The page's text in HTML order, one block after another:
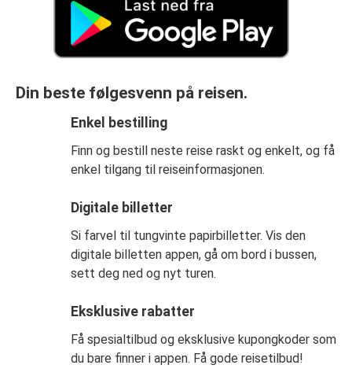
Din beste følgesvenn på reisen.
Enkel bestilling
Finn og bestill neste reise raskt og enkelt, og få
enkel tilgang til reiseinformasjonen.
Digitale billetter
Si farvel til tungvinte papirbilletter. Vis den
digitale billetten appen, gå om bord i bussen,
sett deg ned og nyt turen.
Eksklusive rabatter
Få spesialtilbud og eksklusive kupongkoder som
du bare finner i appen. Få gode reisetilbud!